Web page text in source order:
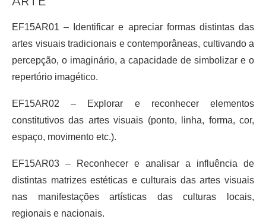
EF15AR01 – Identificar e apreciar formas distintas das
artes visuais tradicionais e contemporâneas, cultivando a
percepção, o imaginário, a capacidade de simbolizar e o
repertório imagético.
EF15AR02 – Explorar e reconhecer elementos
constitutivos das artes visuais (ponto, linha, forma, cor,
espaço, movimento etc.).
EF15AR03 – Reconhecer e analisar a influência de
distintas matrizes estéticas e culturais das artes visuais
nas manifestações artísticas das culturas locais,
regionais e nacionais.